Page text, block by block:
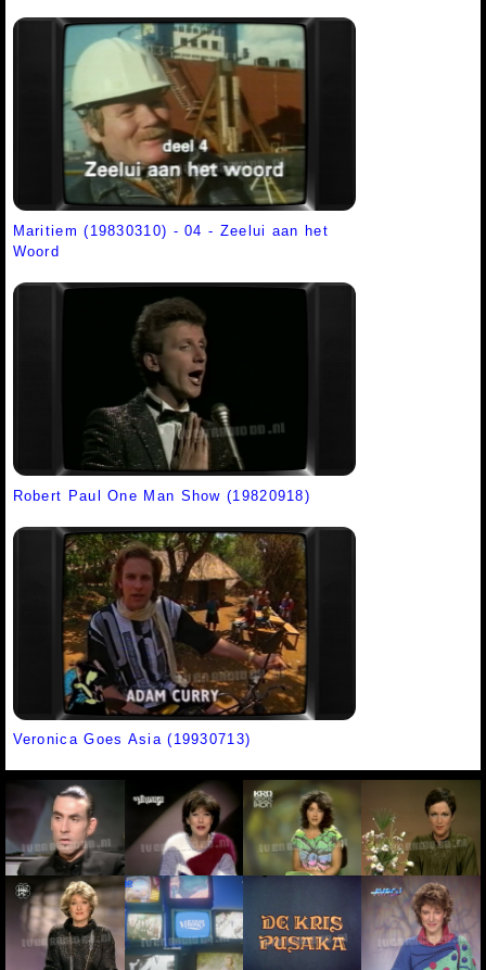
Maritiem (19830310) - 04 - Zeelui aan het
Woord
Robert Paul One Man Show (19820918)
Veronica Goes Asia (19930713)